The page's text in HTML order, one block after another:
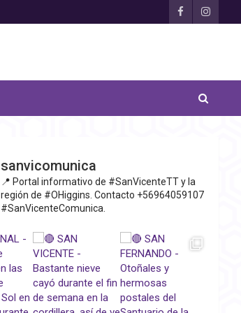
sanvicomunica
📍 Portal informativo de #SanVicenteTT y la
región de #OHiggins. Contacto +56964059107
#SanVicenteComunica.